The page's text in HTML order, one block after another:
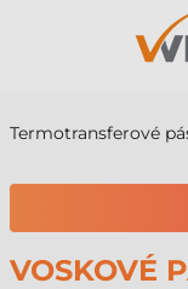
Termotransferové
VOSKOVÉ